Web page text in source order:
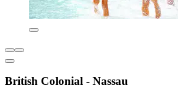
British Colonial - Nassau